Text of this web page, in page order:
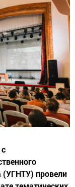
(УГНТУ) провели
тематических